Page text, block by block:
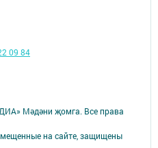
Мәдәни җомга. Все права
на сайте, защищены
09 84